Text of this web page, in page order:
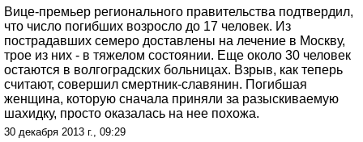
Вице-премьер регионального правительства подтвердил,
что число погибших возросло до 17 человек. Из
пострадавших семеро доставлены на лечение в Москву,
трое из них - в тяжелом состоянии. Еще около 30 человек
остаются в волгоградских больницах. Взрыв, как теперь
считают, совершил смертник-славянин. Погибшая
женщина, которую сначала приняли за разыскиваемую
шахидку, просто оказалась на нее похожа.
30 декабря 2013 г., 09:29